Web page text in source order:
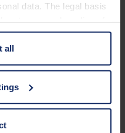
data. The legal basis
and with regard to
Art. 6 para. 1 lit. a
third-party providers.
the transfer of data to
the U.S.A.
all